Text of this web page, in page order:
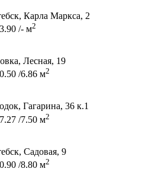
Карла Маркса, 2
/- м2
Лесная, 19
/6.86 м2
Гагарина, 36 к.1
/7.50 м2
Садовая, 9
/8.80 м2